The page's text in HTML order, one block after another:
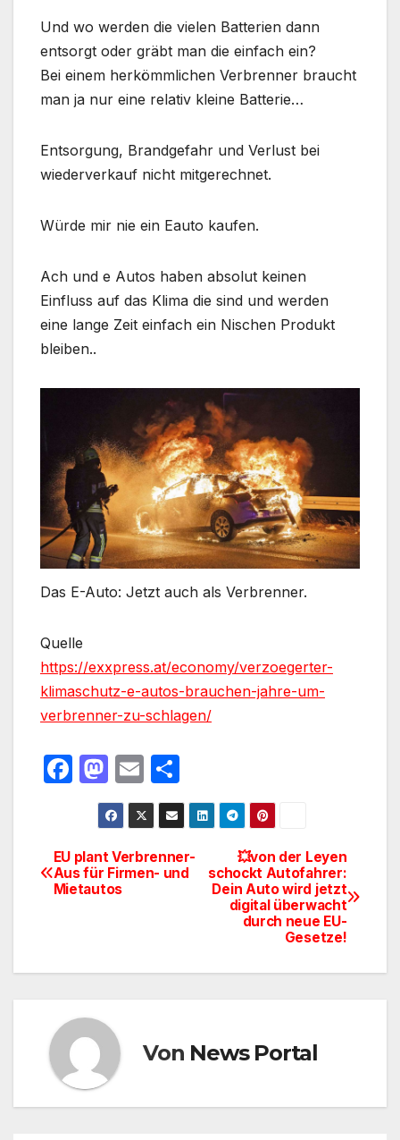
Und wo werden die vielen Batterien dann
entsorgt oder gräbt man die einfach ein?
Bei einem herkömmlichen Verbrenner braucht
man ja nur eine relativ kleine Batterie…
Entsorgung, Brandgefahr und Verlust bei
wiederverkauf nicht mitgerechnet.
Würde mir nie ein Eauto kaufen.
Ach und e Autos haben absolut keinen
Einfluss auf das Klima die sind und werden
eine lange Zeit einfach ein Nischen Produkt
bleiben..
Das E-Auto: Jetzt auch als Verbrenner.
Quelle
https://exxpress.at/economy/verzoegerter-
klimaschutz-e-autos-brauchen-jahre-um-
verbrenner-zu-schlagen/
F
e
b
k
M
a
st
o
d
E
m
ail
ei
le
n
Beitragsnavigation
💥von der Leyen
schockt Autofahrer:
Dein Auto wird jetzt
digital überwacht
durch neue EU-
Gesetze!
EU plant Verbrenner-
Aus für Firmen- und
Mietautos
Von News Portal